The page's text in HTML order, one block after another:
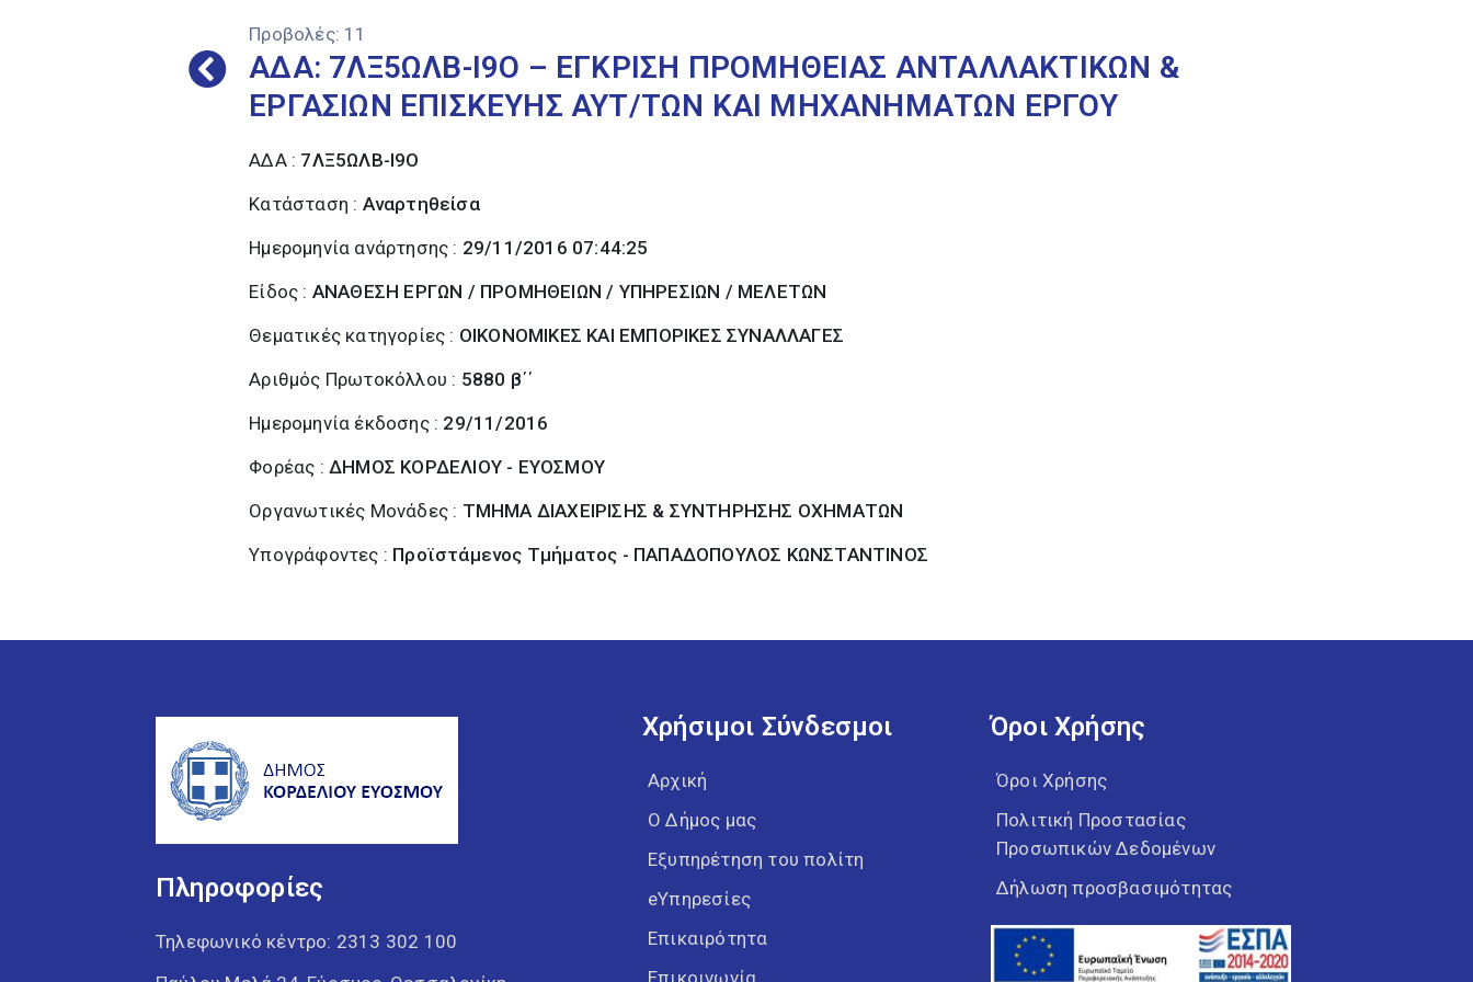
Προβολές: 11
ΑΔΑ: 7ΛΞ5ΩΛΒ-Ι9Ο – ΕΓΚΡΙΣΗ ΠΡΟΜΗΘΕΙΑΣ ΑΝΤΑΛΛΑΚΤΙΚΩΝ &
ΕΡΓΑΣΙΩΝ ΕΠΙΣΚΕΥΗΣ ΑΥΤ/ΤΩΝ ΚΑΙ ΜΗΧΑΝΗΜΑΤΩΝ ΕΡΓΟΥ
ΑΔΑ : 7ΛΞ5ΩΛΒ-Ι9Ο
Κατάσταση : Αναρτηθείσα
Ημερομηνία ανάρτησης : 29/11/2016 07:44:25
Είδος : ΑΝΑΘΕΣΗ ΕΡΓΩΝ / ΠΡΟΜΗΘΕΙΩΝ / ΥΠΗΡΕΣΙΩΝ / ΜΕΛΕΤΩΝ
Θεματικές κατηγορίες : ΟΙΚΟΝΟΜΙΚΕΣ ΚΑΙ ΕΜΠΟΡΙΚΕΣ ΣΥΝΑΛΛΑΓΕΣ
Αριθμός Πρωτοκόλλου : 5880 β΄΄
Ημερομηνία έκδοσης : 29/11/2016
Φορέας :ΔΗΜΟΣ ΚΟΡΔΕΛΙΟΥ - ΕΥΟΣΜΟΥ
Οργανωτικές Μονάδες : ΤΜΗΜΑ ΔΙΑΧΕΙΡΙΣΗΣ & ΣΥΝΤΗΡΗΣΗΣ ΟΧΗΜΑΤΩΝ
Υπογράφοντες : Προϊστάμενος Τμήματος - ΠΑΠΑΔΟΠΟΥΛΟΣ ΚΩΝΣΤΑΝΤΙΝΟΣ
Πληροφορίες
Τηλεφωνικό κέντρο: 2313 302 100
Χρήσιμοι Σύνδεσμοι
Αρχική
Ο Δήμος μας
Εξυπηρέτηση του πολίτη
eΥπηρεσίες
Επικαιρότητα
Επικοινωνία
Όροι Χρήσης
Όροι Χρήσης
Πολιτική Προστασίας
Προσωπικών Δεδομένων
Δήλωση προσβασιμότητας